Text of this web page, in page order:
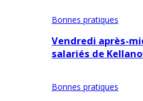
Bonnes pratiques
Vendredi après-
salariés de
Bonnes pratiques